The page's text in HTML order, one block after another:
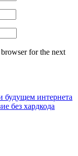
for the next
интернета
без хардкода